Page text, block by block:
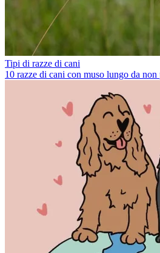
Tipi di razze di cani
10 razze di cani con muso lungo da non